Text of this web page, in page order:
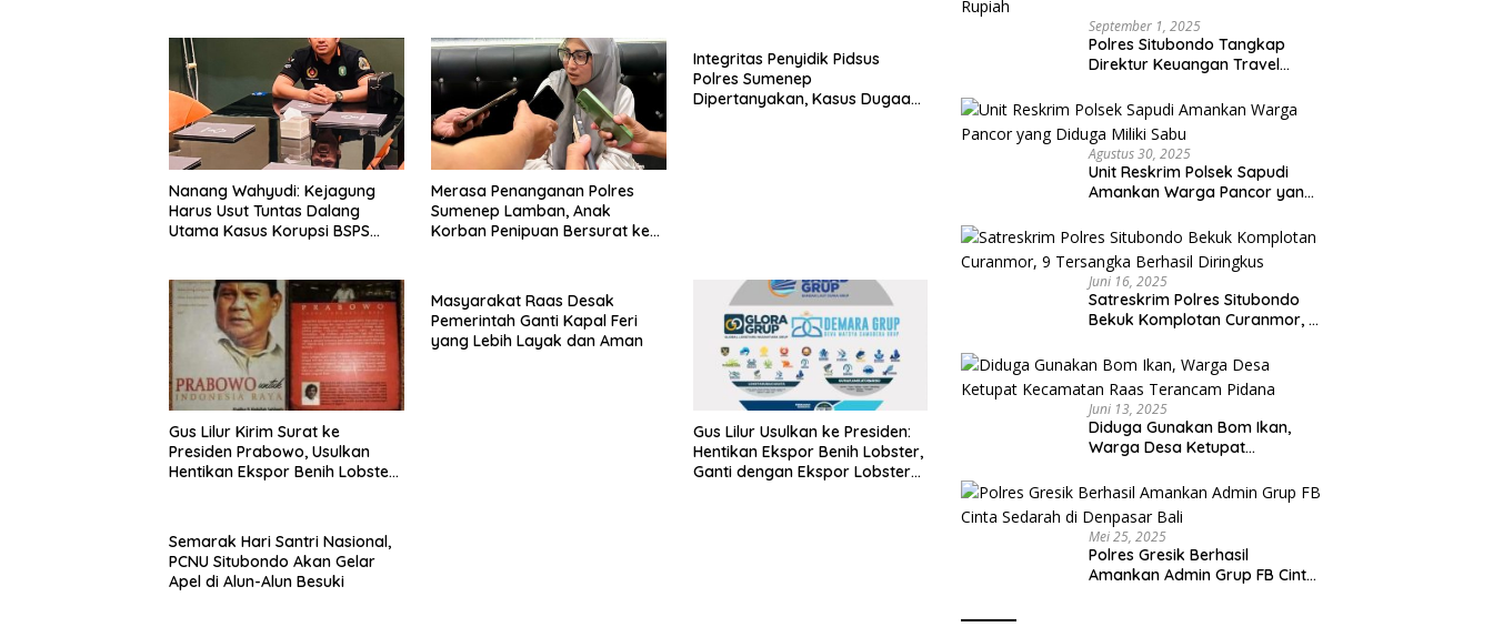
Nanang Wahyudi: Kejagung
Harus Usut Tuntas Dalang
Utama Kasus Korupsi BSPS
Merasa Penanganan Polres
Sumenep Lamban, Anak
Korban Penipuan Bersurat ke
Integritas Penyidik Pidsus
Polres Sumenep
Dipertanyakan, Kasus Dugaan
Gus Lilur Kirim Surat ke
Presiden Prabowo, Usulkan
Hentikan Ekspor Benih Lobster
Masyarakat Raas Desak
Pemerintah Ganti Kapal Feri
yang Lebih Layak dan Aman
Gus Lilur Usulkan ke Presiden:
Hentikan Ekspor Benih Lobster,
Ganti dengan Ekspor Lobster
Semarak Hari Santri Nasional,
PCNU Situbondo Akan Gelar
Apel di Alun-Alun Besuki
September 1, 2025
Polres Situbondo Tangkap
Direktur Keuangan Travel
Capai Miliaran Rupiah
Agustus 30, 2025
Unit Reskrim Polsek Sapudi
Amankan Warga Pancor yang
Juni 16, 2025
Satreskrim Polres Situbondo
Bekuk Komplotan Curanmor, 9
Juni 13, 2025
Diduga Gunakan Bom Ikan,
Warga Desa Ketupat
Pidana
Mei 25, 2025
Polres Gresik Berhasil
Amankan Admin Grup FB Cinta